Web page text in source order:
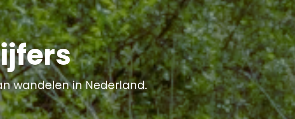
wandelen in Nederland.